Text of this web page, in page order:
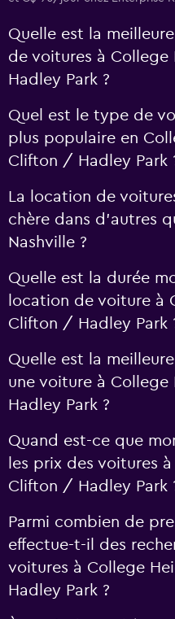
Quelle est la
de voitures à
Hadley Park ?
Quel est le type de
plus populaire en
Clifton / Hadley Park
La location de
chère dans d’autres
Nashville ?
Quelle est la durée
location de voiture à
Clifton / Hadley Park
Quelle est la
une voiture à
Hadley Park ?
Quand est-ce que
les prix des voitures
Clifton / Hadley Park
Parmi combien de
effectue-t-il des
voitures à College
Hadley Park ?